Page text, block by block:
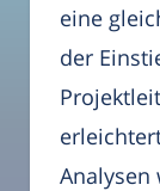
eine
der
Analysen